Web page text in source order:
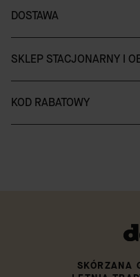
DOSTAWA
SKLEP STACJONARNY I
KOD RABATOWY
SKÓRZANA